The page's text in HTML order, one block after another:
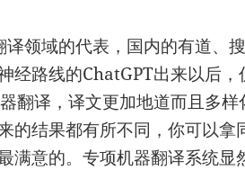
领域的代表，国内的有道、
经路线的ChatGPT出来以后
翻译，译文更加地道而且多
的结果都有所不同，你可以拿
满意的。专项机器翻译系统